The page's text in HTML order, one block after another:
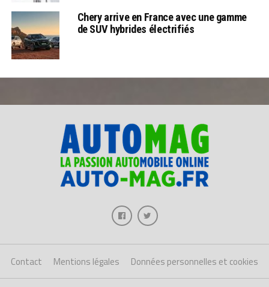
Chery arrive en France avec une gamme
de SUV hybrides électrifiés
Contact Mentions légales Données personnelles et cookies